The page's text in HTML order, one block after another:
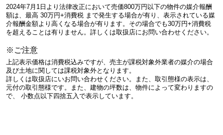
2024年7月1日より法律改正において売価800万円以下の物件の媒介報酬
額は、最高 30万円+消費税 まで発生する場合が有り、表示されている媒
介報酬金額より高くなる場合が有ります。その場合でも30万円+消費税
を超えることは有りません。詳しくは取扱店にお問い合わせください。
※ご注意
上記表示価格は消費税込みですが、売主が課税対象外業者の媒介の場合
及び土地に関しては課税対象外となります。
詳しくは取扱店にいお問い合わせください。また、取引態様の表示は、
元付の取引態様です。また、建物の坪数は、物件によって変わりますの
で、 小数点以下四捨五入で表示しています。